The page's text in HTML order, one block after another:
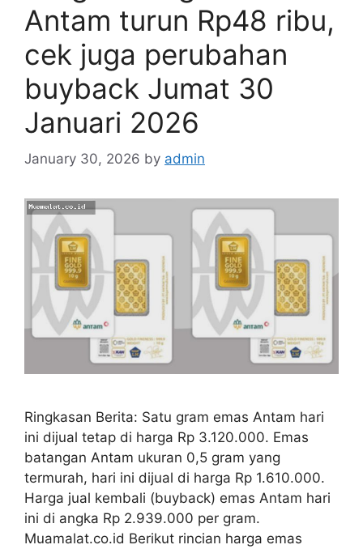
Antam turun Rp48 ribu,
cek juga perubahan
buyback Jumat 30
Januari 2026
January 30, 2026 by admin
Ringkasan Berita: Satu gram emas Antam hari
ini dijual tetap di harga Rp 3.120.000. Emas
batangan Antam ukuran 0,5 gram yang
termurah, hari ini dijual di harga Rp 1.610.000.
Harga jual kembali (buyback) emas Antam hari
ini di angka Rp 2.939.000 per gram.
Muamalat.co.id Berikut rincian harga emas